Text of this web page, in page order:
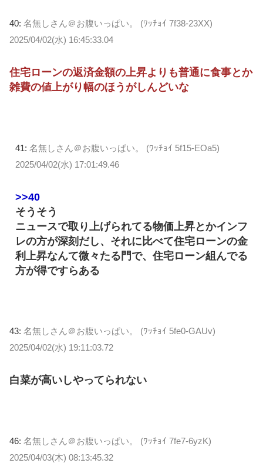
40: 名無しさん＠お腹いっぱい。 (ﾜｯﾁｮｲ 7f38-23XX)
2025/04/02(水) 16:45:33.04
住宅ローンの返済金額の上昇よりも普通に食事とか
雑費の値上がり幅のほうがしんどいな
41: 名無しさん＠お腹いっぱい。 (ﾜｯﾁｮｲ 5f15-EOa5)
2025/04/02(水) 17:01:49.46
>>40
そうそう
ニュースで取り上げられてる物価上昇とかインフ
レの方が深刻だし、それに比べて住宅ローンの金
利上昇なんて微々たる門で、住宅ローン組んでる
方が得ですらある
43: 名無しさん＠お腹いっぱい。 (ﾜｯﾁｮｲ 5fe0-GAUv)
2025/04/02(水) 19:11:03.72
白菜が高いしやってられない
46: 名無しさん＠お腹いっぱい。 (ﾜｯﾁｮｲ 7fe7-6yzK)
2025/04/03(木) 08:13:45.32